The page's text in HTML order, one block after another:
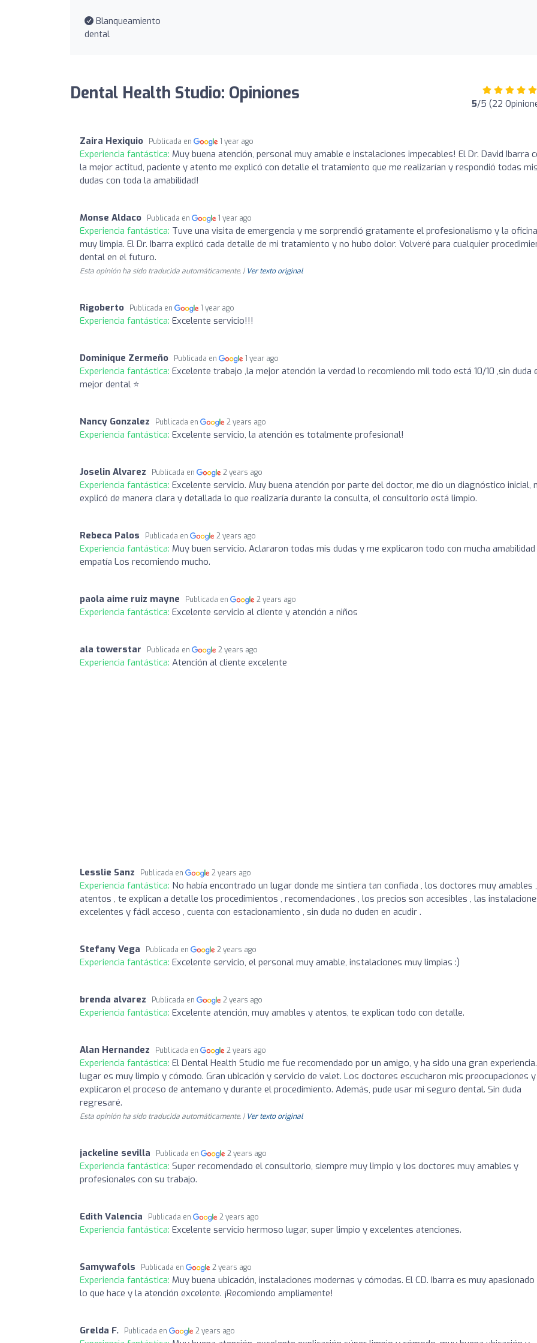
Blanqueamiento
dental
Dental Health Studio: Opiniones 5/5 (22
Zaira Hexiquio Publicada en 1 year ago
Experiencia fantástica: Muy buena atención, personal muy amable e instalaciones impecables! El Dr. David Ibarra
la mejor actitud, paciente y atento me explicó con detalle el tratamiento que me realizarían y respondió todas
dudas con toda la amabilidad!
Monse Aldaco Publicada en 1 year ago
Experiencia fantástica: Tuve una visita de emergencia y me sorprendió gratamente el profesionalismo y la oficina
muy limpia. El Dr. Ibarra explicó cada detalle de mi tratamiento y no hubo dolor. Volveré para cualquier
dental en el futuro.
Esta opinión ha sido traducida automáticamente. | Ver texto original
Rigoberto Publicada en 1 year ago
Experiencia fantástica: Excelente servicio!!!
Dominique Zermeño Publicada en 1 year ago
Experiencia fantástica: Excelente trabajo ,la mejor atención la verdad lo recomiendo mil todo está 10/10 ,sin duda
mejor dental ⭐️
Nancy Gonzalez Publicada en 2 years ago
Experiencia fantástica: Excelente servicio, la atención es totalmente profesional!
Joselin Alvarez Publicada en 2 years ago
Experiencia fantástica: Excelente servicio. Muy buena atención por parte del doctor, me dio un diagnóstico inicial,
explicó de manera clara y detallada lo que realizaría durante la consulta, el consultorio está limpio.
Rebeca Palos Publicada en 2 years ago
Experiencia fantástica: Muy buen servicio. Aclararon todas mis dudas y me explicaron todo con mucha
empatía Los recomiendo mucho.
paola aime ruiz mayne Publicada en 2 years ago
Experiencia fantástica: Excelente servicio al cliente y atención a niños
ala towerstar Publicada en 2 years ago
Experiencia fantástica: Atención al cliente excelente
Lesslie Sanz Publicada en 2 years ago
Experiencia fantástica: No había encontrado un lugar donde me sintiera tan confiada , los doctores muy amables ,
atentos , te explican a detalle los procedimientos , recomendaciones , los precios son accesibles , las
excelentes y fácil acceso , cuenta con estacionamiento , sin duda no duden en acudir .
Stefany Vega Publicada en 2 years ago
Experiencia fantástica: Excelente servicio, el personal muy amable, instalaciones muy limpias :)
brenda alvarez Publicada en 2 years ago
Experiencia fantástica: Excelente atención, muy amables y atentos, te explican todo con detalle.
Alan Hernandez Publicada en 2 years ago
Experiencia fantástica: El Dental Health Studio me fue recomendado por un amigo, y ha sido una gran
lugar es muy limpio y cómodo. Gran ubicación y servicio de valet. Los doctores escucharon mis preocupaciones y
explicaron el proceso de antemano y durante el procedimiento. Además, pude usar mi seguro dental. Sin duda
regresaré.
Esta opinión ha sido traducida automáticamente. | Ver texto original
jackeline sevilla Publicada en 2 years ago
Experiencia fantástica: Super recomendado el consultorio, siempre muy limpio y los doctores muy amables y
profesionales con su trabajo.
Edith Valencia Publicada en 2 years ago
Experiencia fantástica: Excelente servicio hermoso lugar, super limpio y excelentes atenciones.
Samywafols Publicada en 2 years ago
Experiencia fantástica: Muy buena ubicación, instalaciones modernas y cómodas. El CD. Ibarra es muy apasionado
lo que hace y la atención excelente. ¡Recomiendo ampliamente!
Grelda F. Publicada en 2 years ago